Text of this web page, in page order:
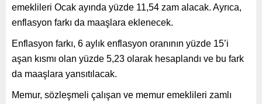
emeklileri Ocak ayında yüzde 11,54 zam alacak. Ayrıca,
enflasyon farkı da maaşlara eklenecek.
Enflasyon farkı, 6 aylık enflasyon oranının yüzde 15’i
aşan kısmı olan yüzde 5,23 olarak hesaplandı ve bu fark
da maaşlara yansıtılacak.
Memur, sözleşmeli çalışan ve memur emeklileri zamlı